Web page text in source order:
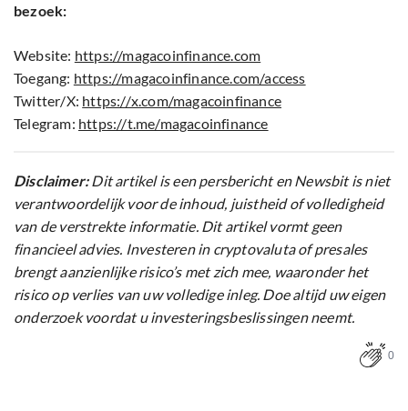
bezoek:
Website: https://magacoinfinance.com
Toegang: https://magacoinfinance.com/access
Twitter/X: https://x.com/magacoinfinance
Telegram: https://t.me/magacoinfinance
Disclaimer:Dit artikel is een persbericht en Newsbit is niet
verantwoordelijk voor de inhoud, juistheid of volledigheid
van de verstrekte informatie. Dit artikel vormt geen
financieel advies. Investeren in cryptovaluta of presales
brengt aanzienlijke risico’s met zich mee, waaronder het
risico op verlies van uw volledige inleg. Doe altijd uw eigen
onderzoek voordat u investeringsbeslissingen neemt.
0